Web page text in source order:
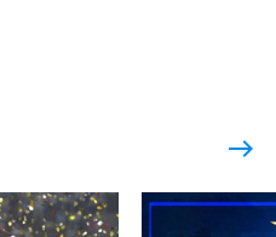
east